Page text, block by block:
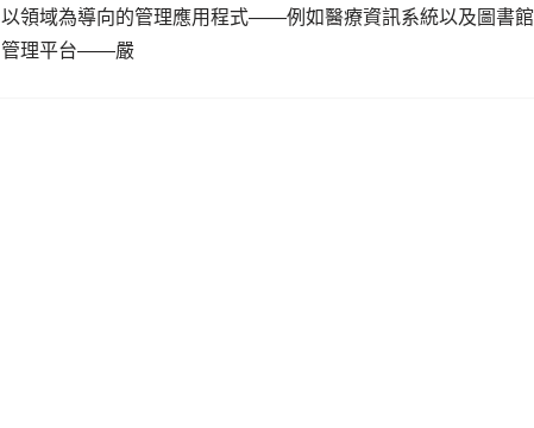
以領域為導向的管理應用程式——例如醫療資訊系統以及圖書館
管理平台——嚴